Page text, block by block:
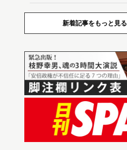
新着記事をもっと見る